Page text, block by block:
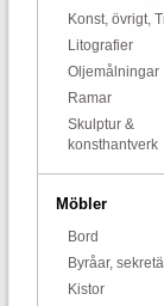
Konst, övrigt,
Litografier
Oljemålningar
Ramar
Skulptur &
konsthantverk
Möbler
Bord
Byråar,
Kistor